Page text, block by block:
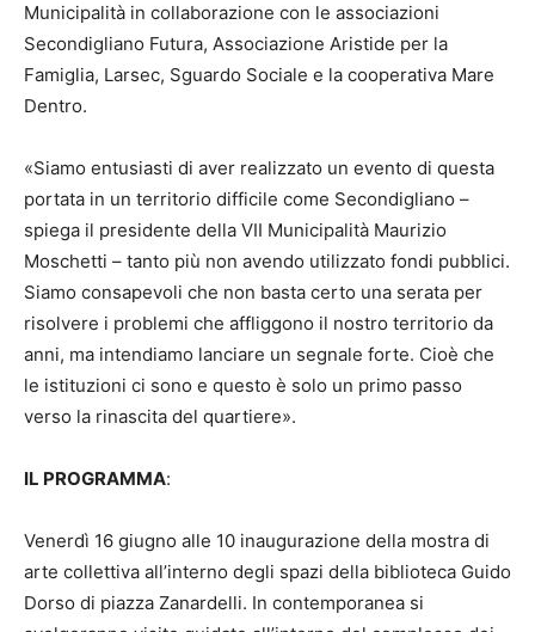
Municipalità in collaborazione con le associazioni
Secondigliano Futura, Associazione Aristide per la
Famiglia, Larsec, Sguardo Sociale e la cooperativa Mare
Dentro.
«Siamo entusiasti di aver realizzato un evento di questa
portata in un territorio difficile come Secondigliano –
spiega il presidente della VII Municipalità Maurizio
Moschetti – tanto più non avendo utilizzato fondi pubblici.
Siamo consapevoli che non basta certo una serata per
risolvere i problemi che affliggono il nostro territorio da
anni, ma intendiamo lanciare un segnale forte. Cioè che
le istituzioni ci sono e questo è solo un primo passo
verso la rinascita del quartiere».
IL PROGRAMMA:
Venerdì 16 giugno alle 10 inaugurazione della mostra di
arte collettiva all’interno degli spazi della biblioteca Guido
Dorso di piazza Zanardelli. In contemporanea si